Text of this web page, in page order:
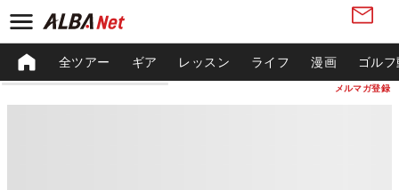
メルマガ登録
全ツアー ギア レッスン ライフ 漫画 ゴル